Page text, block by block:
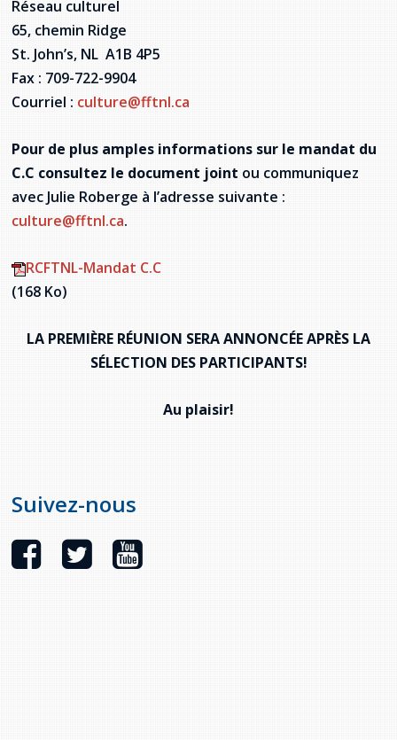
Réseau culturel
65, chemin Ridge
St. John’s, NL A1B 4P5
Fax : 709-722-9904
Courriel : culture@fftnl.ca
Pour de plus amples informations sur le mandat du
C.C consultez le document joint ou communiquez
avec Julie Roberge à l’adresse suivante :
culture@fftnl.ca.
RCFTNL-Mandat C.C
(168 Ko)
LA PREMIÈRE RÉUNION SERA ANNONCÉE APRÈS LA
SÉLECTION DES PARTICIPANTS!
Au plaisir!
Suivez-nous